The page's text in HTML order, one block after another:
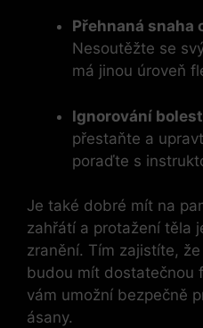
Přehnaná snaha
Nesoutěžte se
má jinou úroveň
Ignorování
přestaňte a
poraďte s
Je také dobré mít na
zahřátí a protažení těla
zranění. Tím zajistíte,
budou mít dostatečnou
vám umožní bezpečně
ásany.